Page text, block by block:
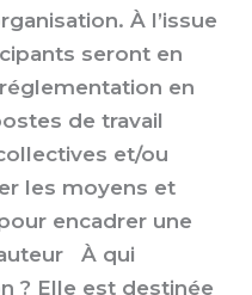
À l’issue
seront en
en
de travail
et/ou
les moyens et
encadrer une
À qui
? Elle est destinée